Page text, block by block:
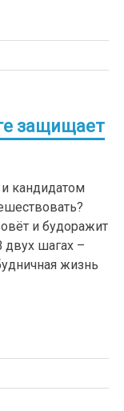
защищает
и кандидатом
и будоражит
шагах –
жизнь